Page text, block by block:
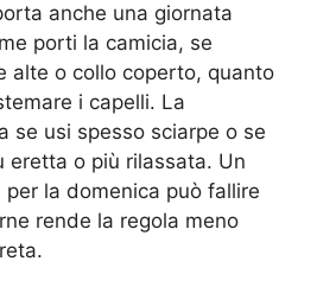
anche una giornata
porti la camicia, se
alte o collo coperto, quanto
i capelli. La
se usi spesso sciarpe o se
eretta o più rilassata. Un
la domenica può fallire
rende la regola meno